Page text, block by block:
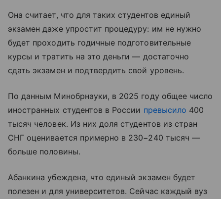
Она считает, что для таких студентов единый
экзамен даже упростит процедуру: им не нужно
будет проходить годичные подготовительные
курсы и тратить на это деньги — достаточно
сдать экзамен и подтвердить свой уровень.
По данным Минобрнауки, в 2025 году общее число
иностранных студентов в России превысило 400
тысяч человек. Из них доля студентов из стран
СНГ оценивается примерно в 230−240 тысяч —
больше половины.
Абанкина убеждена, что единый экзамен будет
полезен и для университетов. Сейчас каждый вуз